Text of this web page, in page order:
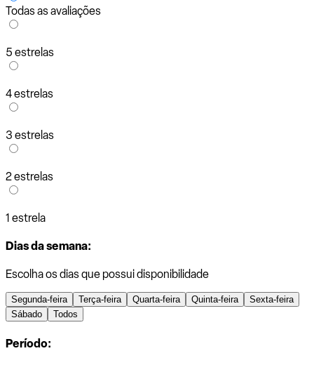
Todas as avaliações
5 estrelas
4 estrelas
3 estrelas
2 estrelas
1 estrela
Dias da semana:
Escolha os dias que possui disponibilidade
Segunda-feira Terça-feira Quarta-feira Quinta-feira
Sexta-feira
Sábado
Todos
Período: